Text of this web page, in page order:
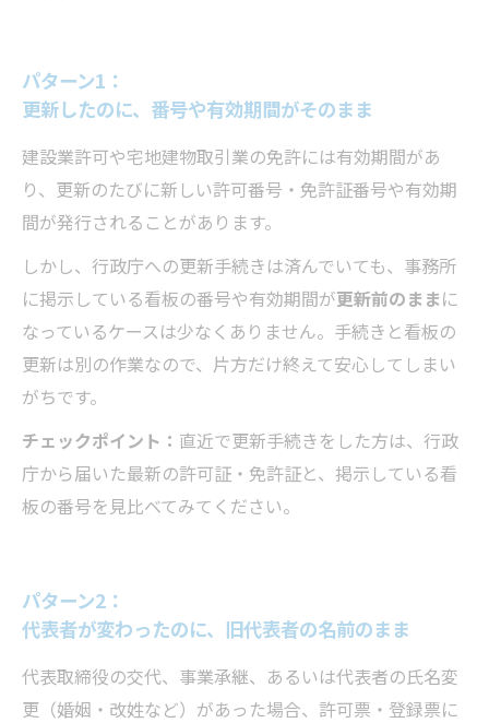
パターン1：
更新したのに、番号や有効期間がそのまま
建設業許可や宅地建物取引業の免許には有効期間があ
り、更新のたびに新しい許可番号・免許証番号や有効期
間が発行されることがあります。
しかし、行政庁への更新手続きは済んでいても、事務所
に掲示している看板の番号や有効期間が更新前のままに
なっているケースは少なくありません。手続きと看板の
更新は別の作業なので、片方だけ終えて安心してしまい
がちです。
チェックポイント： 直近で更新手続きをした方は、行政
庁から届いた最新の許可証・免許証と、掲示している看
板の番号を見比べてみてください。
パターン2：
代表者が変わったのに、旧代表者の名前のまま
代表取締役の交代、事業承継、あるいは代表者の氏名変
更（婚姻・改姓など）があった場合、許可票・登録票に